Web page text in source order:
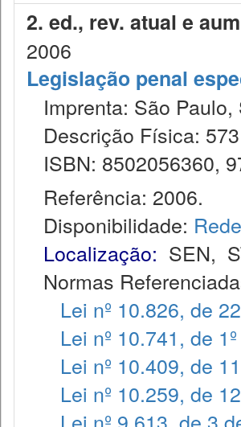
2. ed., rev. atual e
2006
Legislação penal
Imprenta: São Paulo,
Descrição Física:
ISBN: 8502056360,
Referência: 2006.
Disponibilidade:
Localização: SEN,
Normas
Lei nº 10.826, de
Lei nº 10.741, de
Lei nº 10.409, de
Lei nº 10.259, de